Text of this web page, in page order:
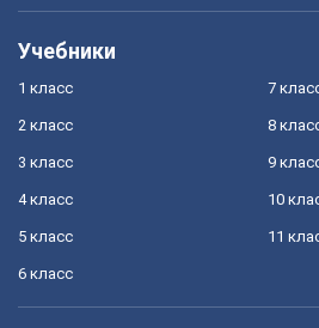
Учебники
1 класс
2 класс
3 класс
4 класс
5 класс
6 класс
7
8
9
10
11